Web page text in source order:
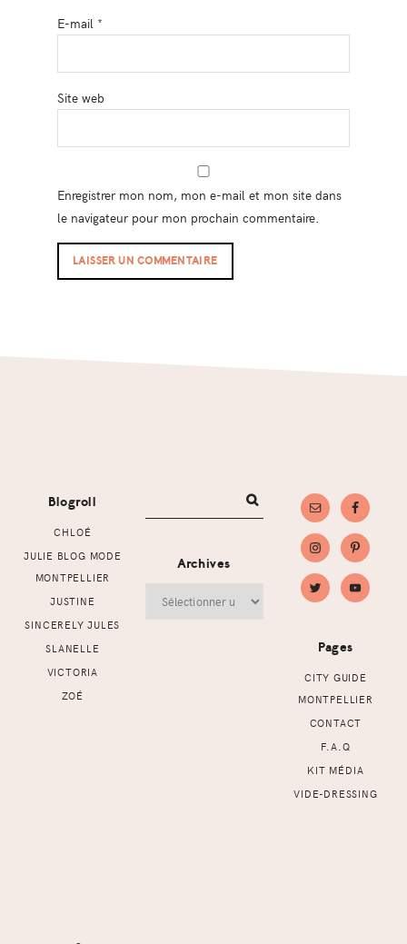
E-mail *
Site web
Enregistrer mon nom, mon e-mail et mon site dans
le navigateur pour mon prochain commentaire.
Blogroll
CHLOÉ
JULIE BLOG MODE
MONTPELLIER
JUSTINE
SINCERELY JULES
SLANELLE
VICTORIA
ZOÉ
Archives
Pages
CITY GUIDE
MONTPELLIER
CONTACT
F.A.Q
KIT MÉDIA
VIDE-DRESSING